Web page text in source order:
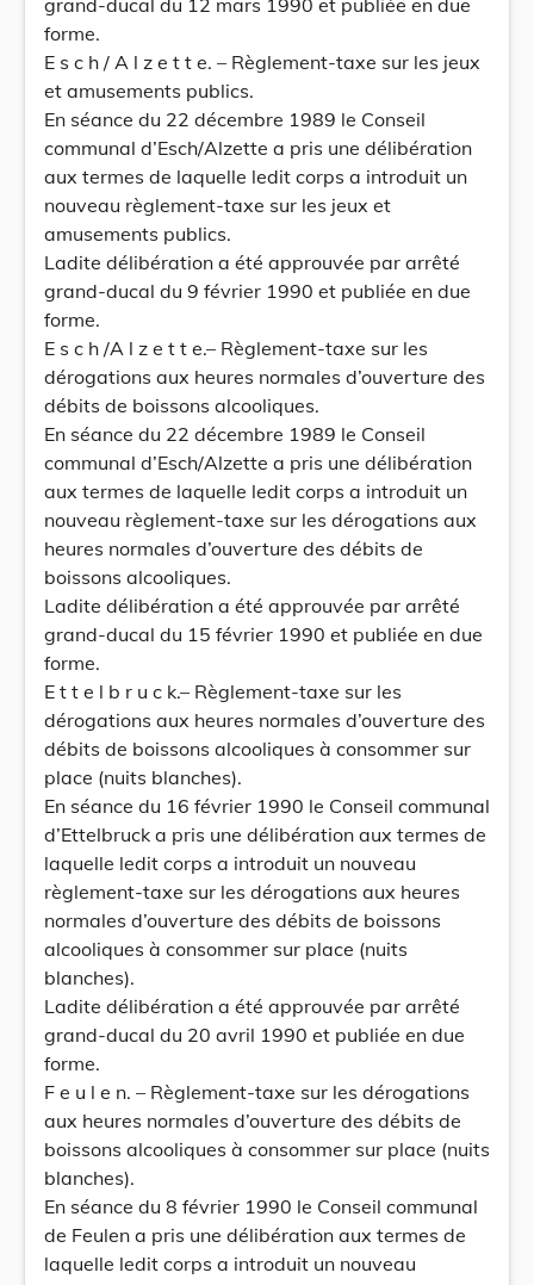
grand-ducal du 12 mars 1990 et publiée en due
forme.
E s c h / A l z e t t e. – Règlement-taxe sur les jeux
et amusements publics.
En séance du 22 décembre 1989 le Conseil
communal d’Esch/Alzette a pris une délibération
aux termes de laquelle ledit corps a introduit un
nouveau règlement-taxe sur les jeux et
amusements publics.
Ladite délibération a été approuvée par arrêté
grand-ducal du 9 février 1990 et publiée en due
forme.
E s c h /A l z e t t e.– Règlement-taxe sur les
dérogations aux heures normales d’ouverture des
débits de boissons alcooliques.
En séance du 22 décembre 1989 le Conseil
communal d’Esch/Alzette a pris une délibération
aux termes de laquelle ledit corps a introduit un
nouveau règlement-taxe sur les dérogations aux
heures normales d’ouverture des débits de
boissons alcooliques.
Ladite délibération a été approuvée par arrêté
grand-ducal du 15 février 1990 et publiée en due
forme.
E t t e l b r u c k.– Règlement-taxe sur les
dérogations aux heures normales d’ouverture des
débits de boissons alcooliques à consommer sur
place (nuits blanches).
En séance du 16 février 1990 le Conseil communal
d’Ettelbruck a pris une délibération aux termes de
laquelle ledit corps a introduit un nouveau
règlement-taxe sur les dérogations aux heures
normales d’ouverture des débits de boissons
alcooliques à consommer sur place (nuits
blanches).
Ladite délibération a été approuvée par arrêté
grand-ducal du 20 avril 1990 et publiée en due
forme.
F e u l e n. – Règlement-taxe sur les dérogations
aux heures normales d’ouverture des débits de
boissons alcooliques à consommer sur place (nuits
blanches).
En séance du 8 février 1990 le Conseil communal
de Feulen a pris une délibération aux termes de
laquelle ledit corps a introduit un nouveau